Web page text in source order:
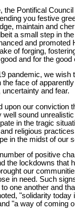
the Pontifical
you festive
maintain and
a small step in
and
of forging,
and for the good
pandemic, we
face of
and fear.
our conviction
sound
in the tragic
religious
in the midst of our
of positive
the lockdowns that
our
in need. Such
one another and
"solidarity
"a way of coming